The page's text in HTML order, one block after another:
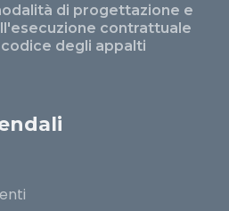
di progettazione e
contrattuale
degli appalti